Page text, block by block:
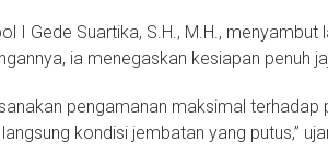
I Gede Suartika, S.H., M.H., menyambut
ia menegaskan kesiapan penuh
pengamanan maksimal
kondisi jembatan yang putus,”